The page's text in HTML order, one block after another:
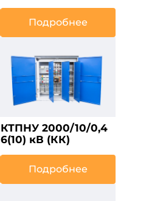
Подробнее
КТПНУ 2000/10/0,4
6(10) кВ (КК)
Подробнее